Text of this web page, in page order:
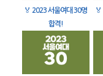
🏅 2023 서울여대 30명
합격!
🏅